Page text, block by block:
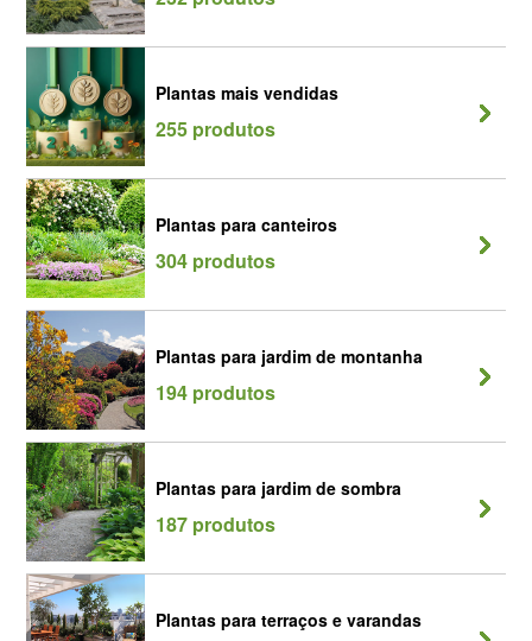
Plantas mais vendidas
255 produtos
Plantas para canteiros
304 produtos
Plantas para jardim de montanha
194 produtos
Plantas para jardim de sombra
187 produtos
Plantas para terraços e varandas